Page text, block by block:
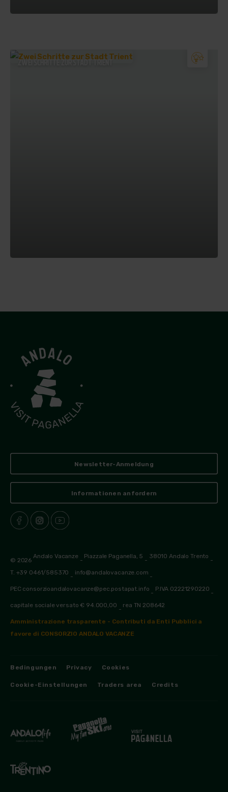
Newsletter-Anmeldung
Informationen anfordern
© 2026
Andalo Vacanze
-
Piazzale Paganella, 5
-
38010 Andalo Trento
-
T. +39 0461/585370
-
info@andalovacanze.com
-
PEC consorzioandalovacanze@pec.postapat.info
-
P.IVA 02221290220
-
capitale sociale versato € 94.000,00
-
rea TN 208642
Amministrazione trasparente - Contributi da Enti Pubblici a
favore di CONSORZIO ANDALO VACANZE
Bedingungen Privacy Cookies
Cookie-Einstellungen Traders area Credits